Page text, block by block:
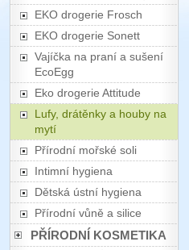
EKO drogerie Frosch
EKO drogerie Sonett
Vajíčka na praní a sušení
EcoEgg
Eko drogerie Attitude
Lufy, drátěnky a houby na
mytí
Přírodní mořské soli
Intimní hygiena
Dětská ústní hygiena
Přírodní vůně a silice
PŘÍRODNÍ KOSMETIKA